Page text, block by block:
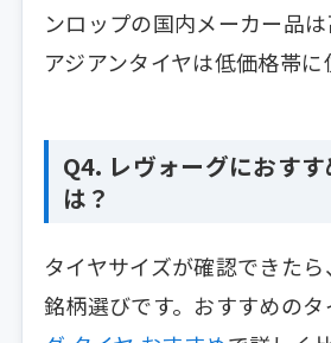
ンロップの国内メーカー品は
アジアンタイヤは低価格帯に
Q4. レヴォーグにおす
は？
タイヤサイズが確認できた
銘柄選びです。おすすめのタ